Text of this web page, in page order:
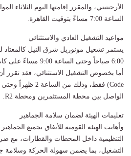
الساعة 7:00 مساءً بتوقيت القاهرة.
​مواعيد التشغيل العادي والاستثنائي
​يستمر تشغيل مونوريل شرق النيل كالمعتاد
6:00 صباحاً وحتى الساعة 9:00 مساءً على كامل المسار.
الواصل بين محطة المستثمرين ومحطة R2.
​تعليمات الهيئة لضمان سلامة الجماهير
​وأهابت الهيئة القومية للأنفاق بجميع
التنظيمية داخل المحطات والقطارات، مع
التشغيل، بما يضمن سهولة الحركة وسلامة